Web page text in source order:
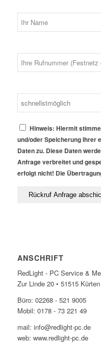
Hinweis: Hiermit
und/oder Speicherung Ihrer
Daten zu. Diese Daten
Anfrage verbreitet und
erfolgt nicht! Die
ANSCHRIFT
RedLight - PC Service &
Zur Linde 20 • 51515 Kürten
Büro: 02268 - 521 9005
Mobil: 0178 - 73 221 49
mail: info@redlight-pc.de
web: www.redlight-pc.de